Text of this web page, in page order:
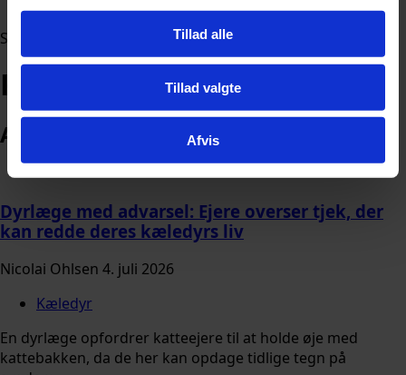
Tillad alle
Tillad valgte
Afvis
Sektion
Kat
Arkiv
Dyrlæge med advarsel: Ejere overser tjek, der
kan redde deres kæledyrs liv
Nicolai Ohlsen 4. juli 2026
Kæledyr
En dyrlæge opfordrer katteejere til at holde øje med
kattebakken, da de her kan opdage tidlige tegn på